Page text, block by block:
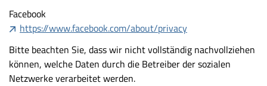
Facebook
https://www.facebook.com/about/privacy
Bitte beachten Sie, dass wir nicht vollständig nachvollziehen
können, welche Daten durch die Betreiber der sozialen
Netzwerke verarbeitet werden.